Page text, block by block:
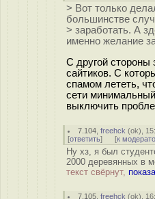
> Вот только
большинстве
> заработать. А
именно желание
С другой
сайтиков. С
спамом лететь,
сети
выключить
7.104 ,freehck (ok),
[ответить] [к
Ну хз, я был
2000 деревянных в
текст свёрнут,
7.105 ,freehck (ok),